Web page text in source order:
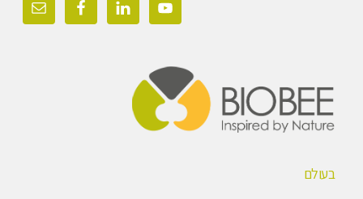
בעולם